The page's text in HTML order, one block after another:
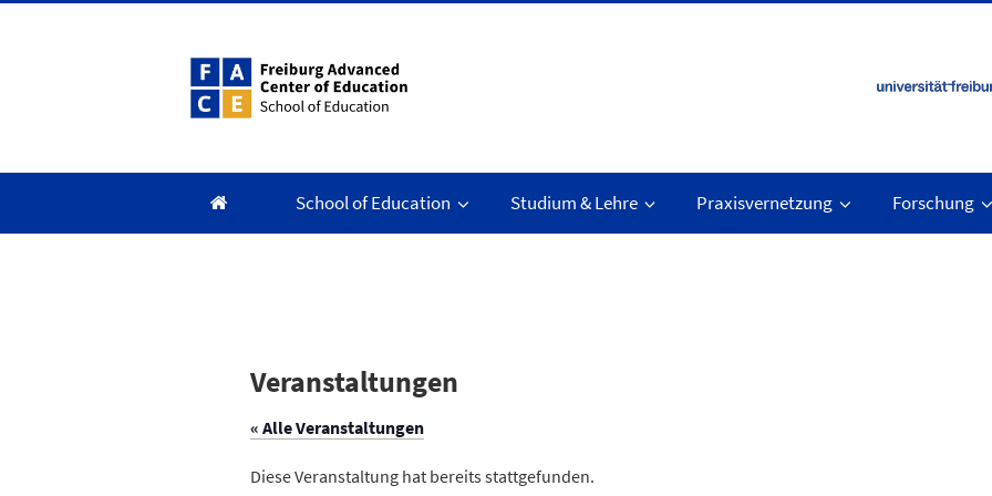
Zum
School of Education Studium & Lehre Praxisvernetzung Forschung
Veranstaltungen
« Alle Veranstaltungen
Diese Veranstaltung hat bereits stattgefunden.